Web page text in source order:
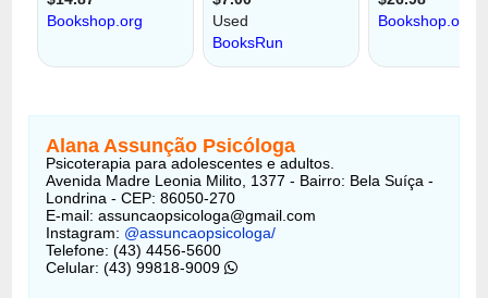
Alana Assunção Psicóloga
Psicoterapia para adolescentes e adultos.
Avenida Madre Leonia Milito, 1377 - Bairro: Bela Suíça -
Londrina - CEP: 86050-270
E-mail: assuncaopsicologa@gmail.com
Instagram: @assuncaopsicologa/
Telefone: (43) 4456-5600
Celular: (43) 99818-9009